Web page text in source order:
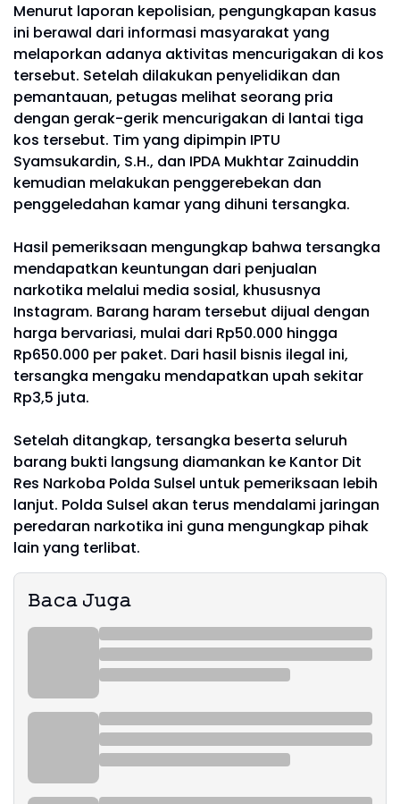
Menurut laporan kepolisian, pengungkapan kasus
ini berawal dari informasi masyarakat yang
melaporkan adanya aktivitas mencurigakan di kos
tersebut. Setelah dilakukan penyelidikan dan
pemantauan, petugas melihat seorang pria
dengan gerak-gerik mencurigakan di lantai tiga
kos tersebut. Tim yang dipimpin IPTU
Syamsukardin, S.H., dan IPDA Mukhtar Zainuddin
kemudian melakukan penggerebekan dan
penggeledahan kamar yang dihuni tersangka.
Hasil pemeriksaan mengungkap bahwa tersangka
mendapatkan keuntungan dari penjualan
narkotika melalui media sosial, khususnya
Instagram. Barang haram tersebut dijual dengan
harga bervariasi, mulai dari Rp50.000 hingga
Rp650.000 per paket. Dari hasil bisnis ilegal ini,
tersangka mengaku mendapatkan upah sekitar
Rp3,5 juta.
Setelah ditangkap, tersangka beserta seluruh
barang bukti langsung diamankan ke Kantor Dit
Res Narkoba Polda Sulsel untuk pemeriksaan lebih
lanjut. Polda Sulsel akan terus mendalami jaringan
peredaran narkotika ini guna mengungkap pihak
lain yang terlibat.
𝙱𝚊𝚌𝚊 𝙹𝚞𝚐𝚊